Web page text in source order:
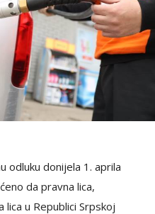
odluku donijela 1. aprila
da pravna lica,
u Republici Srpskoj